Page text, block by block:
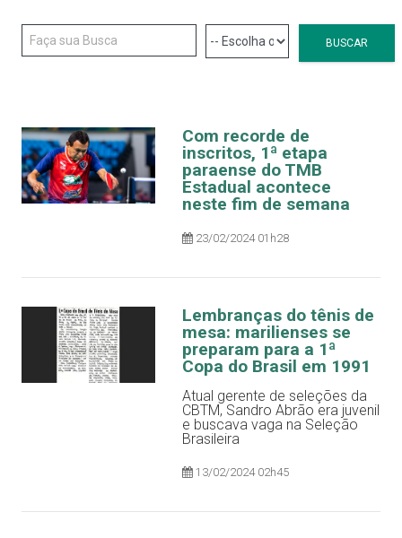
BUSCAR
Com recorde de
inscritos, 1ª etapa
paraense do TMB
Estadual acontece
neste fim de semana
23/02/2024 01h28
Lembranças do tênis de
mesa: marilienses se
preparam para a 1ª
Copa do Brasil em 1991
Atual gerente de seleções da
CBTM, Sandro Abrão era juvenil
e buscava vaga na Seleção
Brasileira
13/02/2024 02h45